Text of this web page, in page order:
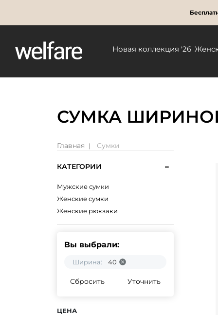
Новая коллекция '26
СУМКА
Главная Сумки
КАТЕГОРИИ
Мужские сумки
Женские сумки
Женские рюкзаки
Вы выбрали:
Ширина: 40
Сбросить Уточнить
ЦЕНА